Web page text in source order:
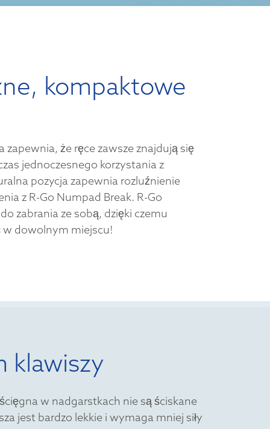
kompaktowe
że ręce zawsze znajdują się
jednoczesnego korzystania z
pozycja zapewnia rozluźnienie
z R-Go Numpad Break. R-Go
zabrania ze sobą, dzięki czemu
w dowolnym miejscu!
klawiszy
w nadgarstkach nie są ściskane
jest bardzo lekkie i wymaga mniej siły